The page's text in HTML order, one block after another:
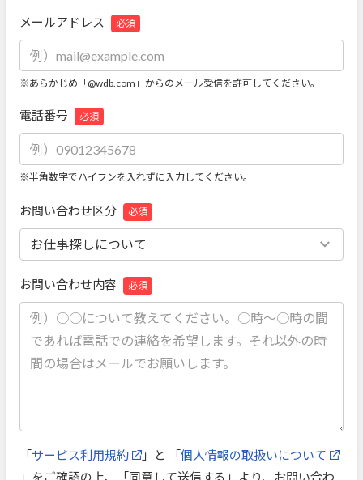
メールアドレス 必須
※あらかじめ「@wdb.com」からのメール受信を許可してください。
電話番号 必須
※半角数字でハイフンを入れずに入力してください。
お問い合わせ区分 必須
お問い合わせ内容 必須
「サービス利用規約 」と 「個人情報の取扱いについて
」をご確認の上、「同意して送信する」より、お問い合わ